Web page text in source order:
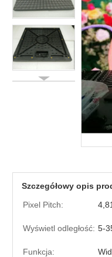
Szczegółowy opis
Pixel Pitch:
Wyświetl odległość: 5-
Funkcja: